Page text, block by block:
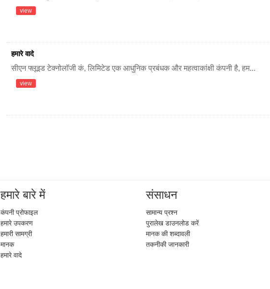
view
हमारे वादे
सीएन फ्लूइड टेक्नोलॉजी कं, लिमिटेड एक आधुनिक प्रबंधक और महत्वाकांक्षी कंपनी है, हम...
view
हमारे बारे में
कंपनी प्रोफाइल
हमारे उपकरण
हमारी सामग्री
मानक
हमारे वादे
संसाधन
सामान्य प्रश्न
पुरालेख डाउनलोड करें
मानक की शब्दावली
तकनीकी जानकारी